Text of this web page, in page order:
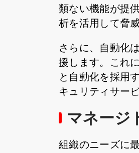
類ない機能が提
析を活用して脅
さらに、自動化
援します。これ
と自動化を採用
キュリティサー
マネージ
組織のニーズに